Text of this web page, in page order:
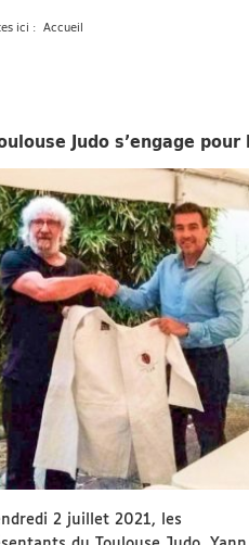
ici : Accueil
Judo s’engage pour
2 juillet 2021, les